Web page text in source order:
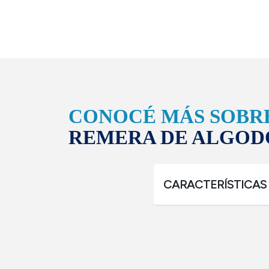
CONOCÉ MÁS
REMERA DE
CARACTERÍSTICAS